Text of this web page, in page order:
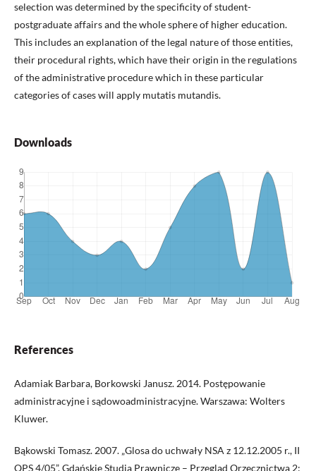
selection was determined by the specificity of student-
postgraduate affairs and the whole sphere of higher education.
This includes an explanation of the legal nature of those entities,
their procedural rights, which have their origin in the regulations
of the administrative procedure which in these particular
categories of cases will apply mutatis mutandis.
Downloads
References
Adamiak Barbara, Borkowski Janusz. 2014. Postępowanie
administracyjne i sądowoadministracyjne. Warszawa: Wolters
Kluwer.
Bąkowski Tomasz. 2007. „Glosa do uchwały NSA z 12.12.2005 r., II
OPS 4/05”. Gdańskie Studia Prawnicze – Przegląd Orzecznictwa 2: